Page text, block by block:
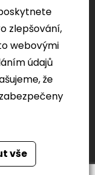
tento
vašeho
webu
zlepšování,
webovými
že
vše